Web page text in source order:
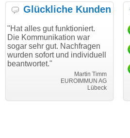
Glückliche Kunden
funktioniert.
war
gut. Nachfragen
und individuell
EUROIMMUN AG
"Danke für den
Transfer und
i can eckert